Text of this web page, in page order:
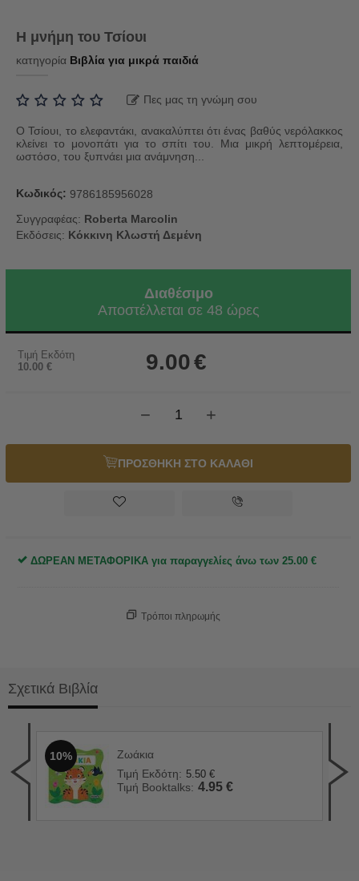
Η μνήμη του Τσίουι
κατηγορία Βιβλία για μικρά παιδιά
Πες μας τη γνώμη σου
Ο Τσίουι, το ελεφαντάκι, ανακαλύπτει ότι ένας βαθύς νερόλακκος
κλείνει το μονοπάτι για το σπίτι του. Μια μικρή λεπτομέρεια,
ωστόσο, του ξυπνάει μια ανάμνηση...
Κωδικός: 9786185956028
Συγγραφέας: Roberta Marcolin
Εκδόσεις: Κόκκινη Κλωστή Δεμένη
Διαθέσιμο
Αποστέλλεται σε 48 ώρες
Τιμή Εκδότη
10.00 € 9.00€
+
−
ΠΡΟΣΘΗΚΗ ΣΤΟ ΚΑΛΑΘΙ
ΔΩΡΕΑΝ ΜΕΤΑΦΟΡΙΚΑ για παραγγελίες άνω των 25.00 €
Τρόποι πληρωμής
Σχετικά Βιβλία
10%
Ζωάκια
Τιμή Εκδότη: 5.50 €
Τιμή Booktalks: 4.95 €